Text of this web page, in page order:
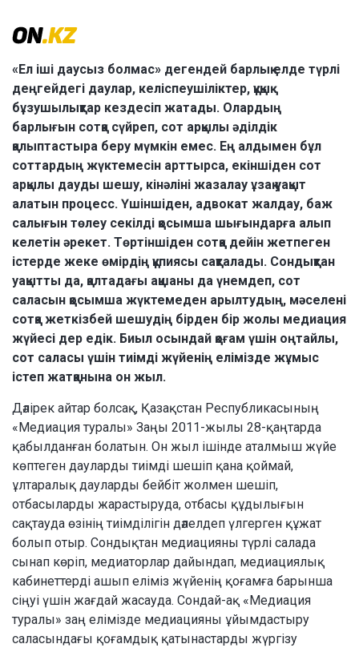
«Ел іші даусыз болмас» дегендей барлық елде түрлі
деңгейдегі даулар, келіспеушіліктер, құқық
бұзушылықтар кездесіп жатады. Олардың
барлығын сотқа сүйреп, сот арқылы әділдік
қалыптастыра беру мүмкін емес. Ең алдымен бұл
соттардың жүктемесін арттырса, екіншіден сот
арқылы дауды шешу, кінәліні жазалау ұзақ уақыт
алатын процесс. Үшіншіден, адвокат жалдау, баж
салығын төлеу секілді қосымша шығындарға алып
келетін әрекет. Төртіншіден сотқа дейін жетпеген
істерде жеке өмірдің құпиясы сақталады. Сондықтан
уақытты да, қалтадағы ақшаны да үнемдеп, сот
саласын қосымша жүктемеден арылтудың, мәселені
сотқа жеткізбей шешудің бірден бір жолы медиация
жүйесі дер едік. Биыл осындай қоғам үшін оңтайлы,
сот саласы үшін тиімді жүйенің елімізде жұмыс
істеп жатқанына он жыл.
Дәлірек айтар болсақ, Қазақстан Республикасының
«Медиация туралы» Заңы 2011-жылы 28-қаңтарда
қабылданған болатын. Он жыл ішінде аталмыш жүйе
көптеген дауларды тиімді шешіп қана қоймай,
ұлтаралық дауларды бейбіт жолмен шешіп,
отбасыларды жарастыруда, отбасы құдылығын
сақтауда өзінің тиімділігін дәлелдеп үлгерген құжат
болып отыр. Сондықтан медиацияны түрлі салада
сынап көріп, медиаторлар дайындап, медиациялық
кабинеттерді ашып еліміз жүйенің қоғамға барынша
сіңуі үшін жағдай жасауда. Сондай-ақ «Медиация
туралы» заң елімізде медиацияны ұйымдастыру
саласындағы қоғамдық қатынастарды жүргізу